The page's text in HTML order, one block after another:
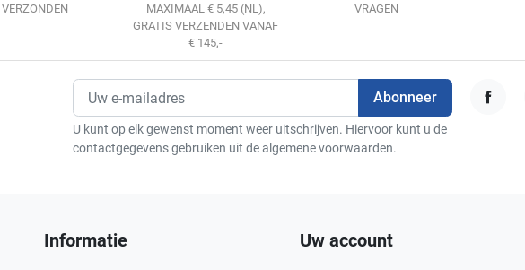
VERZONDEN
MAXIMAAL € 5,45 (NL),
GRATIS VERZENDEN VANAF
€ 145,-
VRAGEN
U kunt op elk gewenst moment weer uitschrijven. Hiervoor kunt u de
contactgegevens gebruiken uit de algemene voorwaarden.
Informatie Uw account